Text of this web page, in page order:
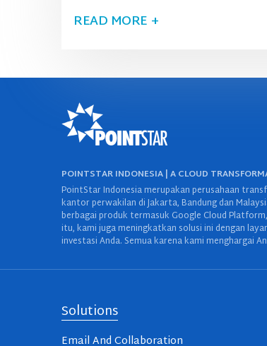
READ MORE +
POINTSTAR INDONESIA | A CLOUD
PointStar Indonesia merupakan perusahaan
kantor perwakilan di Jakarta, Bandung dan
berbagai produk termasuk Google Cloud
itu, kami juga meningkatkan solusi ini dengan
investasi Anda. Semua karena kami menghargai
Solutions
Email And Collaboration